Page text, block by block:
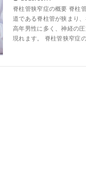
脊柱管狭窄症の概要 脊柱
道である脊柱管が狭まり
高年男性に多く、神経の
現れます。 脊柱管狭窄症